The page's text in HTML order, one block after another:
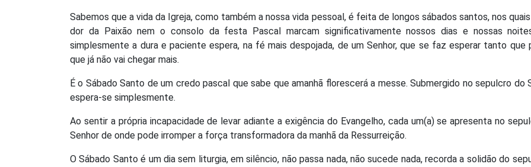
Sabemos que a vida da Igreja, como também a nossa vida pessoal, é feita de longos sábados santos, nos
dor da Paixão nem o consolo da festa Pascal marcam significativamente nossos dias e nossas
simplesmente a dura e paciente espera, na fé mais despojada, de um Senhor, que se faz esperar tanto que
que já não vai chegar mais.
É o Sábado Santo de um credo pascal que sabe que amanhã florescerá a messe. Submergido no sepulcro do
espera-se simplesmente.
Ao sentir a própria incapacidade de levar adiante a exigência do Evangelho, cada um(a) se apresenta no
Senhor de onde pode irromper a força transformadora da manhã da Ressurreição.
O Sábado Santo é um dia sem liturgia, em silêncio, não passa nada, não sucede nada, recorda a solidão do